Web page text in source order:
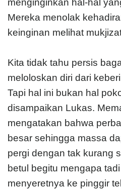
Mereka menolak
keinginan melihat
Kita tidak tahu persis
meloloskan diri dari
Tapi hal ini bukan hal
disampaikan Lukas.
mengatakan bahwa
besar sehingga massa
pergi dengan tak kurang
betul begitu mengapa
menyeretnya ke pinggir